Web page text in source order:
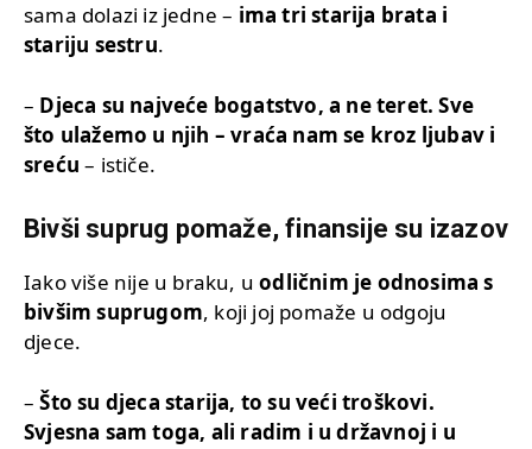
sama dolazi iz jedne – ima tri starija brata i
stariju sestru.
– Djeca su najveće bogatstvo, a ne teret. Sve
što ulažemo u njih – vraća nam se kroz ljubav i
sreću – ističe.
Bivši suprug pomaže, finansije su izazov
Iako više nije u braku, uodličnim je odnosima s
bivšim suprugom, koji joj pomaže u odgoju
djece.
–Što su djeca starija, to su veći troškovi.
Svjesna sam toga, ali radim i u državnoj i u